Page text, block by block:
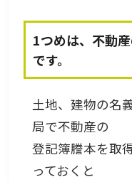
1つめは、不動
です。
土地、建物の名
局で不動産の
登記簿謄本を取
っておくと